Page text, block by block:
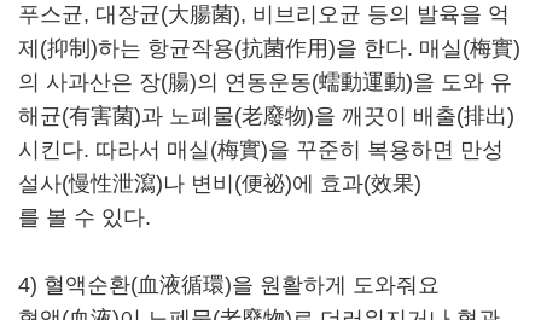
푸스균, 대장균(大腸菌), 비브리오균 등의 발육을 억
제(抑制)하는 항균작용(抗菌作用)을 한다. 매실(梅實)
의 사과산은 장(腸)의 연동운동(蠕動運動)을 도와 유
해균(有害菌)과 노폐물(老廢物)을 깨끗이 배출(排出)
시킨다. 따라서 매실(梅實)을 꾸준히 복용하면 만성
설사(慢性泄瀉)나 변비(便祕)에 효과(效果)
를 볼 수 있다.
4) 혈액순환(血液循環)을 원활하게 도와줘요